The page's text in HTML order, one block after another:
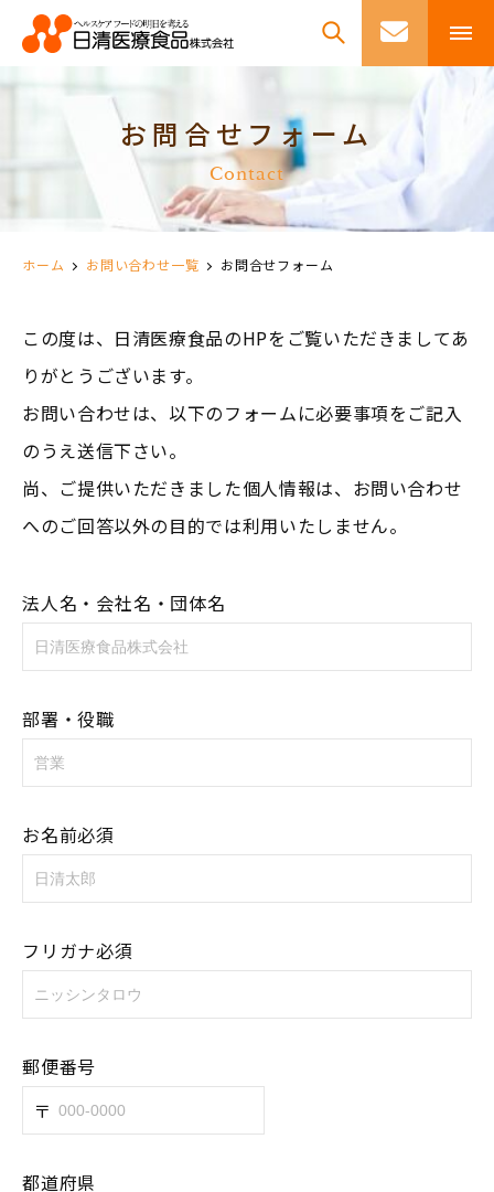
お問合せフォーム
Contact
ホーム お問い合わせ一覧 お問合せフォーム
この度は、日清医療食品のHPをご覧いただきましてあ
りがとうございます。
お問い合わせは、以下のフォームに必要事項をご記入
のうえ送信下さい。
尚、ご提供いただきました個人情報は、お問い合わせ
へのご回答以外の目的では利用いたしません。
法人名・会社名・団体名
部署・役職
お名前必須
フリガナ必須
郵便番号
都道府県